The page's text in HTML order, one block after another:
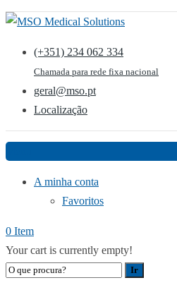
(+351) 234 062 334
Chamada para rede fixa nacional
geral@mso.pt
Localização
A minha conta
Favoritos
0 Item
Your cart is currently empty!